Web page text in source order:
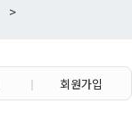
>
회원가입